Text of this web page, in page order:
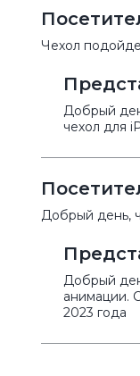
Чехол
Добрый
чехол для
Добрый день,
Добрый
анимации.
2023 года